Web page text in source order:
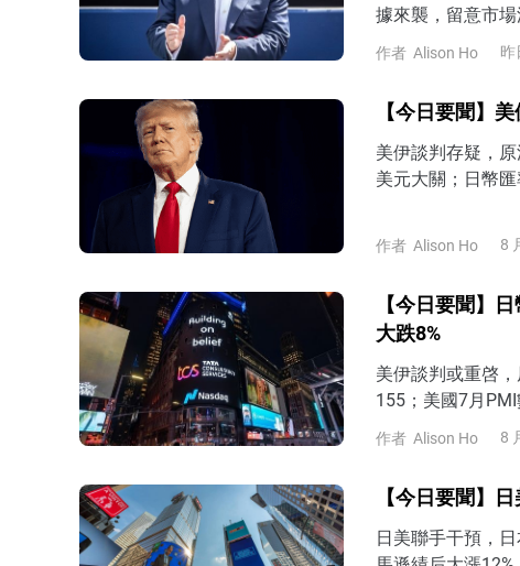
據來襲，留意市場
作者 Alison Ho 昨
【今日要聞】
美伊談判存疑，
美元大關；日幣
作者 Alison Ho 8
【今日要聞】
大跌8%
美伊談判或重啓
155；美國7月
作者 Alison Ho 8
【今日要聞】
日美聯手干預，